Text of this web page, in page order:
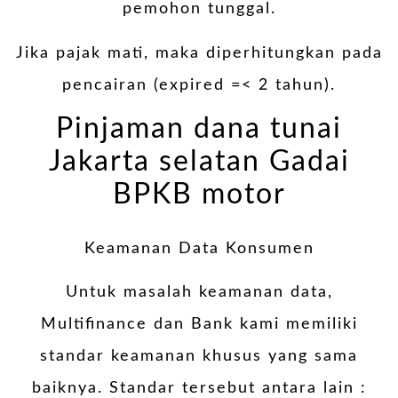
pemohon tunggal.
Jika pajak mati, maka diperhitungkan pada
pencairan (expired =< 2 tahun).
Pinjaman dana tunai
Jakarta selatan Gadai
BPKB motor
Keamanan Data Konsumen
Untuk masalah keamanan data,
Multifinance dan Bank kami memiliki
standar keamanan khusus yang sama
baiknya. Standar tersebut antara lain :